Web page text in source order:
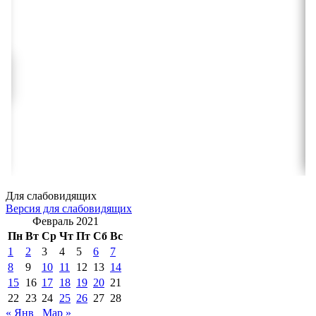
Для слабовидящих
Версия для слабовидящих
Февраль 2021
Пн Вт Ср Чт Пт Сб Вс
1
2 3 4 5 6
7
8
9 10 11 12 13 14
15 16 17 18 19 20 21
22
23 24 25 26 27 28
« Янв
Мар »